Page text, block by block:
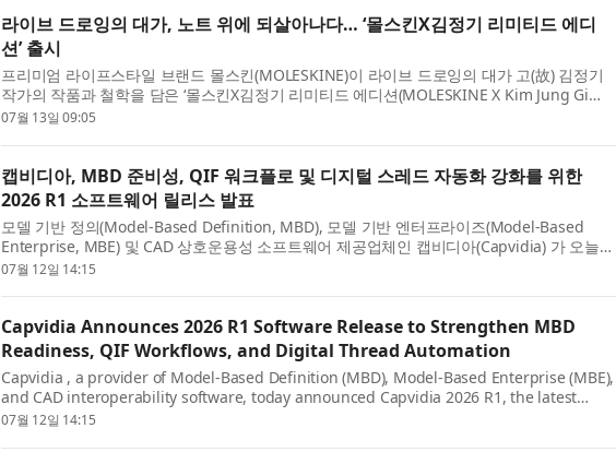
라이브 드로잉의 대가, 노트 위에 되살아나다… ‘몰스킨X김정기 리미티드 에디
션’ 출시
프리미엄 라이프스타일 브랜드 몰스킨(MOLESKINE)이 라이브 드로잉의 대가 고(故) 김정기
작가의 작품과 철학을 담은 ‘몰스킨X김정기 리미티드 에디션(MOLESKINE X Kim Jung Gi
Limited Edition)’을 출시했다. 고(故) 김정...
07월 13일 09:05
캡비디아, MBD 준비성, QIF 워크플로 및 디지털 스레드 자동화 강화를 위한
2026 R1 소프트웨어 릴리스 발표
모델 기반 정의(Model-Based Definition, MBD), 모델 기반 엔터프라이즈(Model-Based
Enterprise, MBE) 및 CAD 상호운용성 소프트웨어 제공업체인 캡비디아(Capvidia) 가 오늘
제조업체, OEM, 공급업체 및 품질 조직을 위한...
07월 12일 14:15
Capvidia Announces 2026 R1 Software Release to Strengthen MBD
Readiness, QIF Workflows, and Digital Thread Automation
Capvidia , a provider of Model-Based Definition (MBD), Model-Based Enterprise (MBE),
and CAD interoperability software, today announced Capvidia 2026 R1, the latest
version of its software portfolio for manu...
07월 12일 14:15